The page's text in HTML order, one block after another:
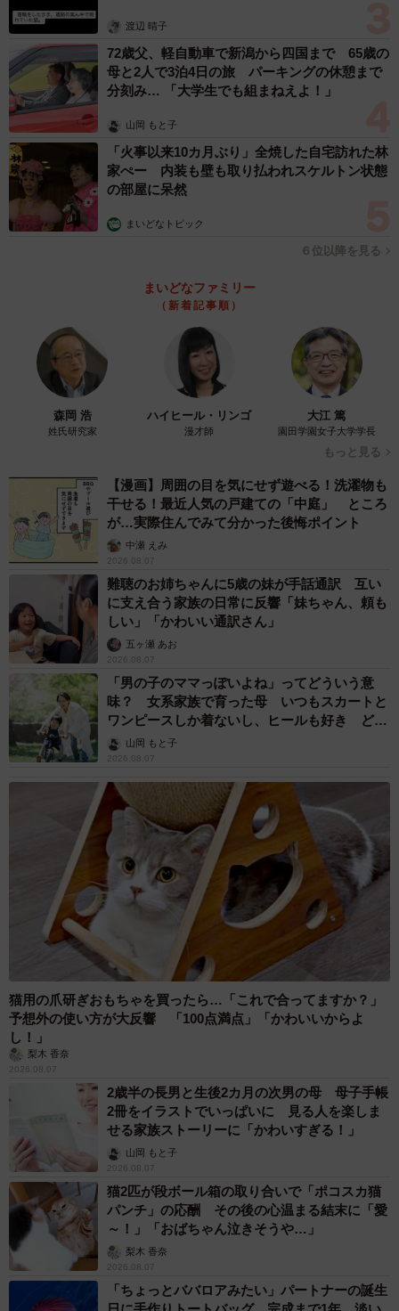
渡辺 晴子
72歳父、軽自動車で新潟から四国まで 65歳の
母と2人で3泊4日の旅 パーキングの休憩まで
分刻み… 「大学生でも組まねえよ！」
山岡 もと子
「火事以来10カ月ぶり」全焼した自宅訪れた林
家ぺー 内装も壁も取り払われスケルトン状態
の部屋に呆然
まいどなトピック
６位以降を見る
まいどなファミリー
（新着記事順）
森岡 浩
姓氏研究家
ハイヒール・リンゴ
漫才師
大江 篤
園田学園女子大学学長
もっと見る
【漫画】周囲の目を気にせず遊べる！洗濯物も
干せる！最近人気の戸建ての「中庭」 ところ
が…実際住んでみて分かった後悔ポイント
中瀬 えみ
2026.08.07
難聴のお姉ちゃんに5歳の妹が手話通訳 互い
に支え合う家族の日常に反響「妹ちゃん、頼も
しい」「かわいい通訳さん」
五ヶ瀬 あお
2026.08.07
「男の子のママっぽいよね」ってどういう意
味？ 女系家族で育った母 いつもスカートと
ワンピースしか着ないし、ヒールも好き どの
へんが…
山岡 もと子
2026.08.07
猫用の爪研ぎおもちゃを買ったら…「これで合ってますか？」
予想外の使い方が大反響 「100点満点」「かわいいからよ
し！」
梨木 香奈
2026.08.07
2歳半の長男と生後2カ月の次男の母 母子手帳
2冊をイラストでいっぱいに 見る人を楽しま
せる家族ストーリーに「かわいすぎる！」
山岡 もと子
2026.08.07
猫2匹が段ボール箱の取り合いで「ポコスカ猫
パンチ」の応酬 その後の心温まる結末に「愛
～！」「おばちゃん泣きそうや…」
梨木 香奈
2026.08.07
「ちょっとババロアみたい」パートナーの誕生